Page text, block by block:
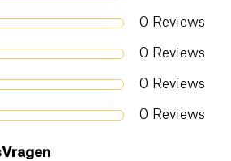
0 Reviews
0 Reviews
0 Reviews
0 Reviews
Vragen